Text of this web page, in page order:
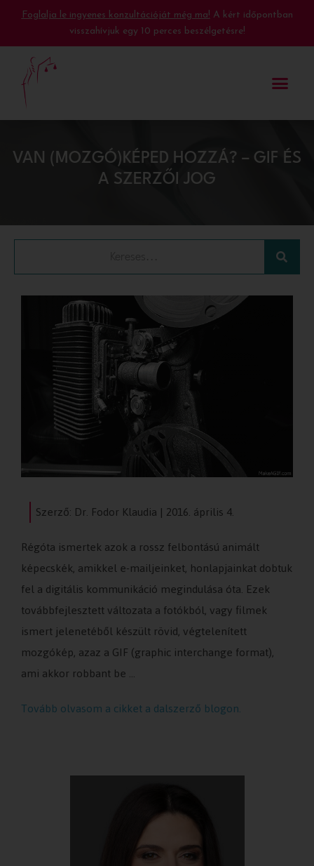
Foglalja le ingyenes konzultációját még ma! A kért időpontban
visszahívjuk egy 10 perces beszélgetésre!
VAN (MOZGÓ)KÉPED HOZZÁ? – GIF ÉS
A SZERZŐI JOG
Szerző: Dr. Fodor Klaudia | 2016. április 4.
Régóta ismertek azok a rossz felbontású animált
képecskék, amikkel e-mailjeinket, honlapjainkat dobtuk
fel a digitális kommunikáció megindulása óta. Ezek
továbbfejlesztett változata a fotókból, vagy filmek
ismert jelenetéből készült rövid, végtelenített
mozgókép, azaz a GIF (graphic interchange format),
ami akkor robbant be …
Tovább olvasom a cikket a dalszerző blogon.